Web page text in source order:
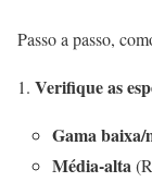
Passo a passo,
Verifique as
Gama baixa/
Média-alta